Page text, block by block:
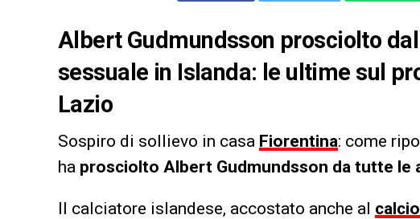
Albert Gudmundsson prosciolto
sessuale in Islanda: le ultime sul
Lazio
Sospiro di sollievo in casa Fiorentina: come
ha prosciolto Albert Gudmundsson da tutte le
Il calciatore islandese, accostato anche al